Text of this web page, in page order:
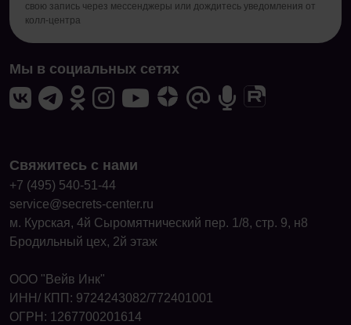
свою запись через мессенджеры или дождитесь уведомления от
колл-центра
Мы в социальных сетях
Свяжитесь с нами
+7 (495) 540-51-44
service@secrets-center.ru
м. Курская, 4й Сыромятнический пер. 1/8, стр. 9, н8
Бродильный цех, 2й этаж
ООО "Вейв Инк"
ИНН/ КПП: 9724243082/772401001
ОГРН: 1267700201614